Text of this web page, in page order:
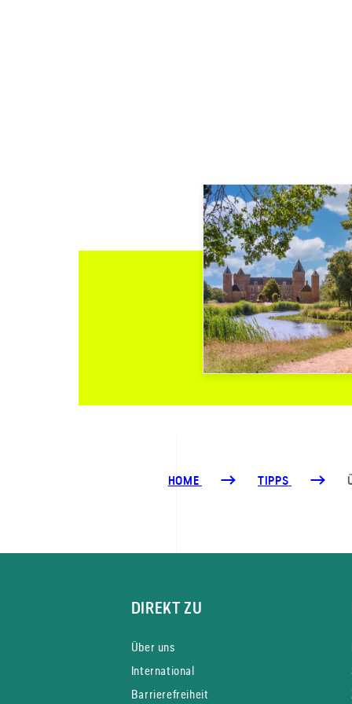
HOME TIPPS
DIREKT ZU
Über uns
International
Barrierefreiheit